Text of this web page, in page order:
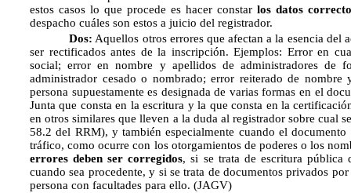
estos casos lo que procede es hacer constarlos datos
despacho cuáles son estos a juicio del registrador.
Dos: Aquellos otros errores que afectan a la esencia del
ser rectificados antes de la inscripción. Ejemplos: Error en
social; error en nombre y apellidos de administradores de
administrador cesado o nombrado; error reiterado de
persona supuestamente es designada de varias formas en el
Junta que consta en la escritura y la que consta en la
en otros similares que lleven a la duda al registrador sobre cual
58.2 del RRM), y también especialmente cuando el
tráfico, como ocurre con los otorgamientos de poderes o los
errores deben ser corregidos, si se trata de escritura
cuando sea procedente, y si se trata de documentos privados
persona con facultades para ello. (JAGV)